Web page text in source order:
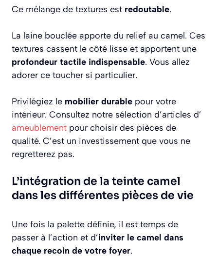
Ce mélange de textures est redoutable.
La laine bouclée apporte du relief au camel. Ces
textures cassent le côté lisse et apportent une
profondeur tactile indispensable. Vous allez
adorer ce toucher si particulier.
Privilégiez le mobilier durable pour votre
intérieur. Consultez notre sélection d’articles d’
ameublement pour choisir des pièces de
qualité. C’est un investissement que vous ne
regretterez pas.
L’intégration de la teinte camel
dans les différentes pièces de vie
Une fois la palette définie, il est temps de
passer à l’action et d’inviter le camel dans
chaque recoin de votre foyer.